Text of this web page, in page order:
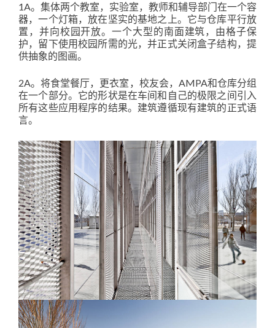
1A。集体两个教室，实验室，教师和辅导部门在一个容
器，一个灯箱，放在坚实的基地之上。它与仓库平行放
置，并向校园开放。一个大型的南面建筑，由格子保
护，留下使用校园所需的光，并正式关闭盒子结构，提
供抽象的图画。
2A。将食堂餐厅，更衣室，校友会，AMPA和仓库分组
在一个部分。它的形状是在车间和自己的极限之间引入
所有这些应用程序的结果。建筑遵循现有建筑的正式语
言。